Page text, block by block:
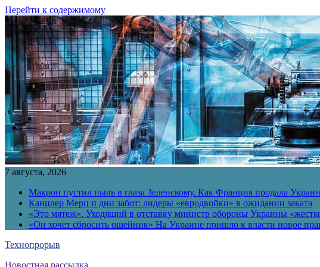
Перейти к содержимому
7 августа, 2026
Макрон пустил пыль в глаза Зеленскому. Как Франция продала
Канцлер Мерц и дни забот: лидеры «евродвойки» в ожидании заката
«Это мятеж». Уходящий в отставку министр обороны Украины
«Он хочет сбросить ошейник» На Украине пришло к власти новое
Технопрорыв
Новостная рассылка